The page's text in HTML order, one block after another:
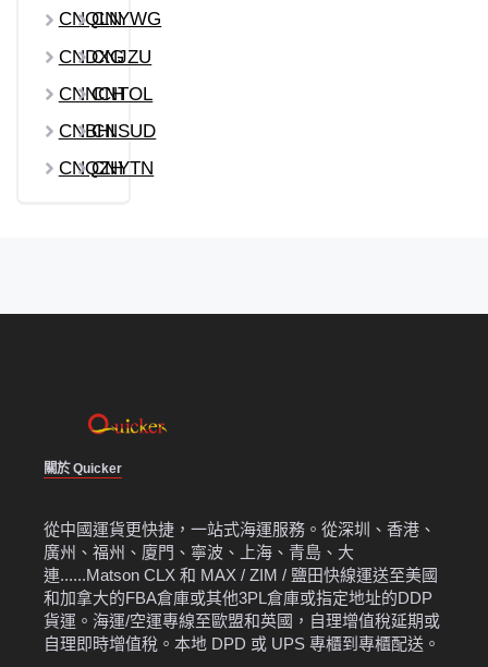
CNQLNCNYWG
CNDXG
CNJZU
CNNCHCNTOL
CNBHICNSUD
CNQZHCNYTN
關於 Quicker
從中國運貨更快捷，一站式海運服務。從深圳、香港、
廣州、福州、廈門、寧波、上海、青島、大
連......Matson CLX 和 MAX / ZIM / 鹽田快線運送至美國
和加拿大的FBA倉庫或其他3PL倉庫或指定地址的DDP
貨運。海運/空運專線至歐盟和英國，自理增值稅延期或
自理即時增值稅。本地 DPD 或 UPS 專櫃到專櫃配送。